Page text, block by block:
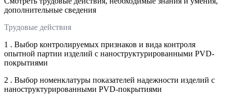
дополнительные сведения
Трудовые действия
1 . Выбор контролируемых признаков и вида контроля
опытной партии изделий с наноструктурированными PVD-
покрытиями
2 . Выбор номенклатуры показателей надежности изделий с
наноструктурированными PVD-покрытиями